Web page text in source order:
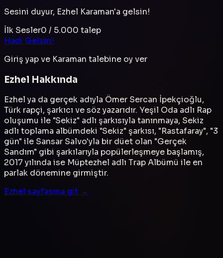
Sesini duyur, Ezhel Karaman'a gelsin!
İlk Sesler0 / 5.000 talep
Hadi Gelsin!
Giriş yap ve Karaman talebine oy ver
Ezhel Hakkında
Ezhel ya da gerçek adıyla Ömer Sercan İpekçioğlu,
Türk rapçi, şarkıcı ve söz yazarıdır. Yeşil Oda adlı Rap
oluşumu ile "Sekiz" adlı şarkısıyla tanınmaya, Sekiz
adlı toplama albümdeki "Sekiz" şarkısı, "Rastafaray", "3
gün" ile Sansar Salvo'yla bir düet olan "Gerçek
Sandım" gibi şarkılarıyla popülerleşmeye başlamış,
2017 yılında ise Müptezhel adlı Trap Albümü ile en
parlak dönemine girmiştir.
Ezhel sayfasına git →